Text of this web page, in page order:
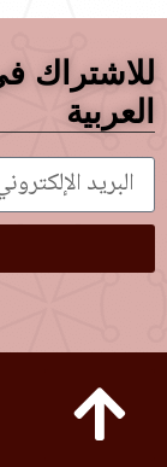
للاشتراك
العربية